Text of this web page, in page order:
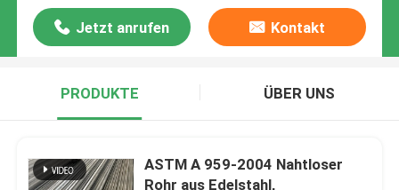
Jetzt anrufen Kontakt
PRODUKTE ÜBER UNS
ASTM A 959-2004 Nahtloser
Rohr aus Edelstahl,